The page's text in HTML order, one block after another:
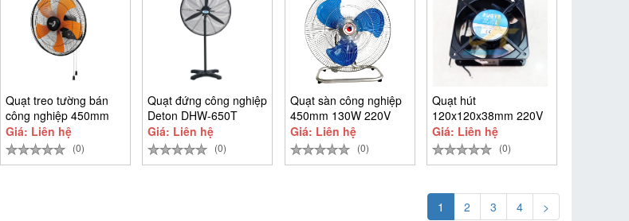
Quạt treo tường bán
công nghiệp 450mm
80W Asia Vina
Giá: Liên hệ
(0)
Quạt đứng công nghiệp
Deton DHW-650T
Giá: Liên hệ
(0)
Quạt sàn công nghiệp
450mm 130W 220V
Omysu FY-45
Giá: Liên hệ
(0)
Quạt hút
120x120x38mm 220V
Sugye DP200A-
2123XSL
Giá: Liên hệ
(0)
1 2 3 4 >